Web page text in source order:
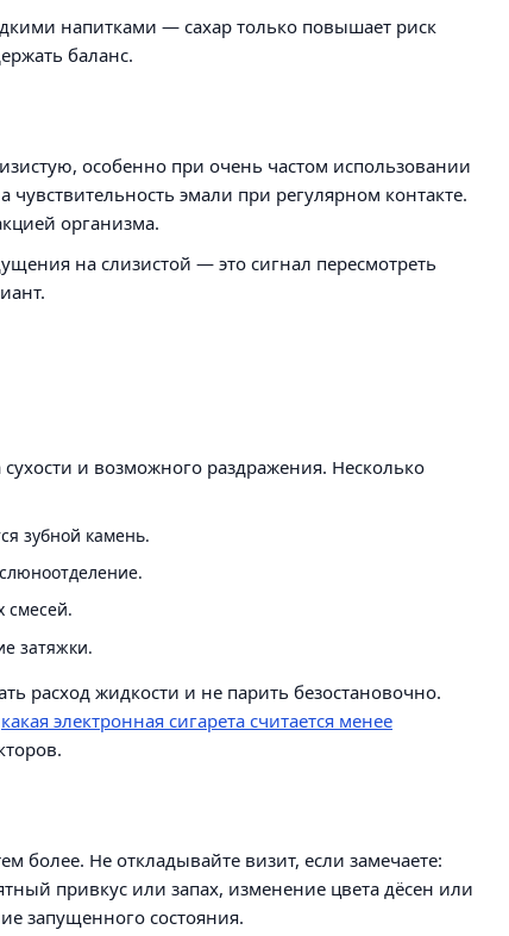
напитками — сахар только повышает риск
баланс.
особенно при очень частом использовании
эмали при регулярном контакте.
организма.
на слизистой — это сигнал пересмотреть
и возможного раздражения. Несколько
зубной камень.
смесей.
затяжки.
расход жидкости и не парить безостановочно.
какая электронная сигарета считается менее
более. Не откладывайте визит, если замечаете:
привкус или запах, изменение цвета дёсен или
запущенного состояния.